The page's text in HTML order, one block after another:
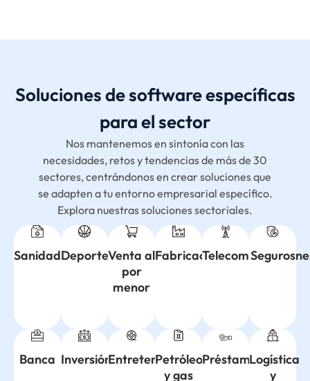
Soluciones de software específicas
para el sector
Nos mantenemos en sintonía con las
necesidades, retos y tendencias de más de 30
sectores, centrándonos en crear soluciones que
se adapten a tu entorno empresarial específico.
Explora nuestras soluciones sectoriales.
SanidadDeportesVenta al
por
menor
Fabricación Seguros
Banca InversiónEntretenimiento
Petróleo
y gas
PréstamoLogística
y